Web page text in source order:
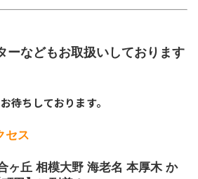
ーなどもお取扱いしております
待ちしております。
セス
ヶ丘 相模大野 海老名 本厚木 か